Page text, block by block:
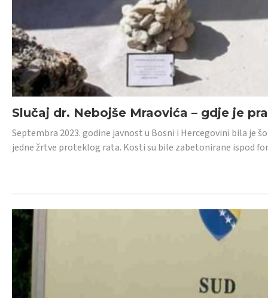
Slučaj dr. Nebojše Mraovića – gdje je
Septembra 2023. godine javnost u Bosni i Hercegovini bila je
jedne žrtve proteklog rata. Kosti su bile zabetonirane ispod